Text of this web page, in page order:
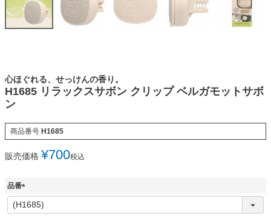
心ほぐれる、せっけんの香り。
H1685 リラックスサボン クリップ ベルガモットサボ
ン
商品番号 H1685
販売価格 ¥700税込
品番
(
必